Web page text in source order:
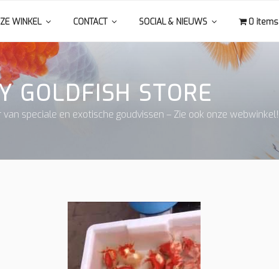
GOLDFISH STORE
van speciale en exotische goudvissen – Zie ook onze webwinkel!
WINKEL CONTACT SOCIAL & NIEUWS 0 items